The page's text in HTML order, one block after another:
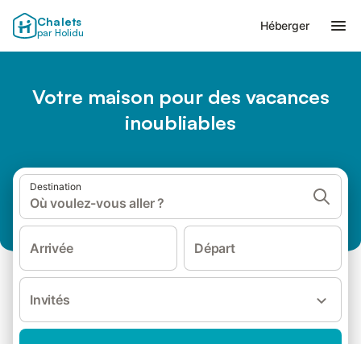
Chalets
par Holidu
Héberger
Votre maison pour des vacances
inoubliables
Destination
Où voulez-vous aller ?
Arrivée Départ
Invités